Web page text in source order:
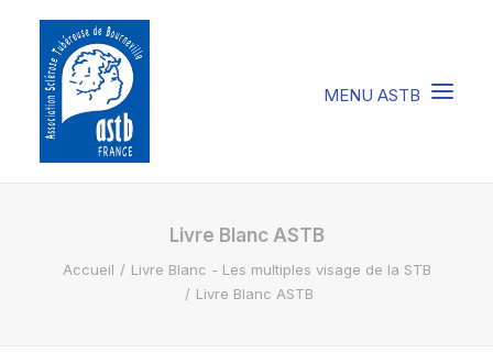
COMPRENDRE LA STB
SOIGNER LA STB
Livre Blanc ASTB
Accueil
Livre Blanc - Les multiples visage de la STB
Livre Blanc ASTB